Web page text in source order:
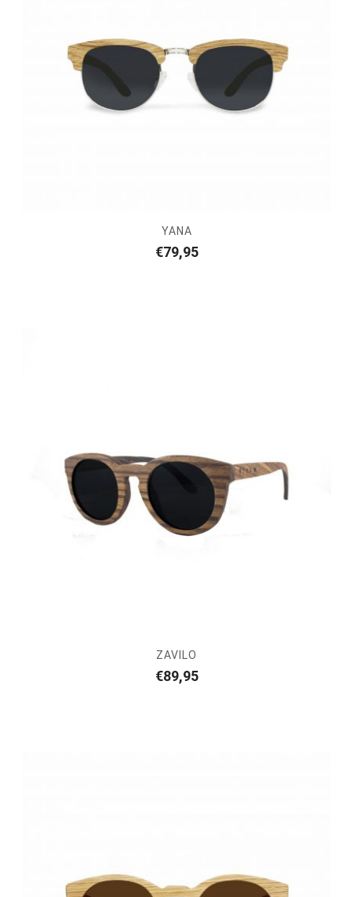
YANA
€79,95
ZAVILO
€89,95